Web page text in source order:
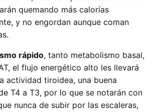
quemando más calorías
y no engordan aunque coman
rápido, tanto metabolismo basal,
el flujo energético alto les llevará
actividad tiroidea, una buena
T4 a T3, por lo que se notarán con
nunca de subir por las escaleras,